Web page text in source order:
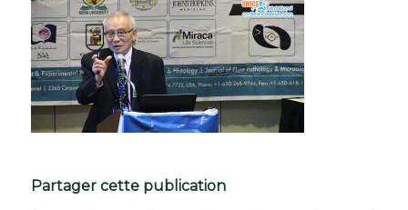
Partager cette publication